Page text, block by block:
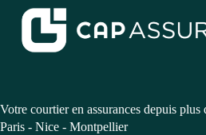
Votre courtier en assurances depuis plus
Paris - Nice - Montpellier